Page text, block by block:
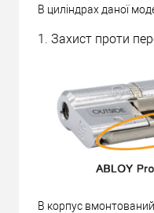
В циліндрах даної
1. Захист проти
В корпус